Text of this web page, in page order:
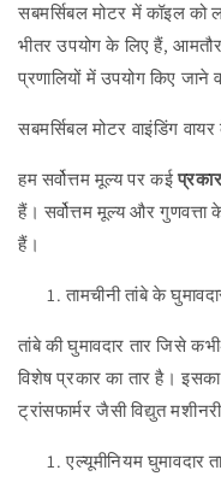
सबमर्सिबल मोटर में कॉइल को
भीतर उपयोग के लिए हैं,
प्रणालियों में उपयोग किए जाने
सबमर्सिबल मोटर वाइंडिंग
हमसर्वोत्तम मूल्य पर कई
हैं।सर्वोत्तम मूल्य और
हैं।
तामचीनी तांबे के
तांबे की घुमावदार तार जिसे
विशेष प्रकार का तार है।
ट्रांसफार्मर जैसी विद्युत
एल्यूमीनियम घुमावदार